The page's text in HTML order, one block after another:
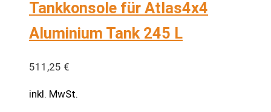
Tankkonsole für Atlas4x4
Aluminium Tank 245 L
511,25 €
inkl. MwSt.